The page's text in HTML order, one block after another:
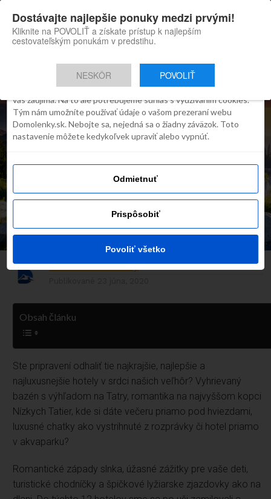
Domolenky appka
Skvelé tipy na cestovanie po
Slovensku
Inštaluj
Noc v týchto tatranských
hoteloch vám bude každý
závidieť!
Redakcia Domolenky
Obsah článku
Ste pripravení odhaliť tie najkrajšie, najlepšie a
najluxusnejšie hotely v srdci našich veľhôr? Vyhrievaný
bazén s výhľadom na Tatry, romantika na najvyššom kopci
Nízkych Tatier, kde si dáte večeru priamo pod hviezdami,
luxusné chatky ako vystrihnuté z rozprávky či hotel priamo
v akvaparku?
Romantické západy slnka, úžasné zážitky pre vaše deti,
turistické chodníčky a špičkové lyžiarske zjazdovky ako na
Súhlas Detaily O cookies
Robíme všetko preto, aby sme vám zobrazovali iba obsah, ktorý
vás zaujíma. Na to ale potrebujeme súhlas s využívaním cookies.
Tým nám umožníte používať údaje o vašom prezeraní webu
Domolenky.sk. Nebojte sa, nejedná sa o žiadny záväzok. Toto
nastavenie môžete kedykoľvek upraviť alebo vypnúť.
Odmietnuť
Prispôsobiť
Povoliť všetko
Dostávajte najlepšie ponuky medzi prvými!
Kliknite na POVOLIŤ a získate prístup k najlepším
cestovateľským ponukám v predstihu.
NESKÔR POVOLIŤ